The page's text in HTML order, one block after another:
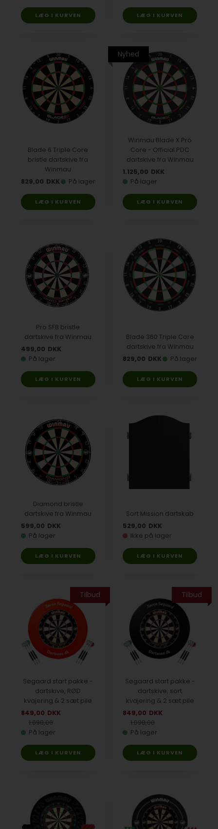
Blade 6 Triple Core
bristle dartskive fra
Winmau
829,00 DKK På lager
Nyhed
Winmau Blade X Pro
Core - Official PDC
dartskive fra Winmau
1.125,00 DKK
På lager
Pro SFB bristle
dartskive fra Winmau
499,00 DKK
På lager
Blade 360 Triple Core
dartskive fra Winmau
829,00 DKK På lager
Diamond bristle
dartskive fra Winmau
599,00 DKK
På lager
Sort Mission dartskab
529,00 DKK
Ikke på lager
Tilbud
Søgaard start pakke -
dartskive, RØD
kvajering & 2 sæt pile
849,00 DKK
1.098,00
På lager
Tilbud
Søgaard start pakke -
dartskive, sort
kvajering & 2 sæt pile
849,00 DKK
1.098,00
På lager